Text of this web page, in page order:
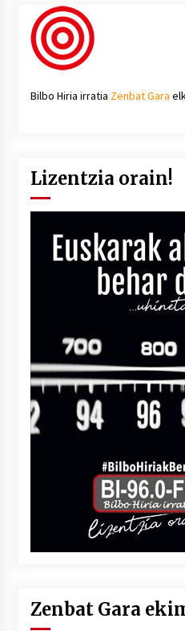
Bilbo Hiria irratia Zenbat Gara
Lizentzia orain!
Zenbat Gara